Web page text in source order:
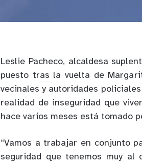
Leslie Pacheco, alcaldesa
puesto tras la vuelta de
vecinales y autoridades
realidad de inseguridad que
hace varios meses está tomado
“Vamos a trabajar en conjunto
seguridad que tenemos muy al